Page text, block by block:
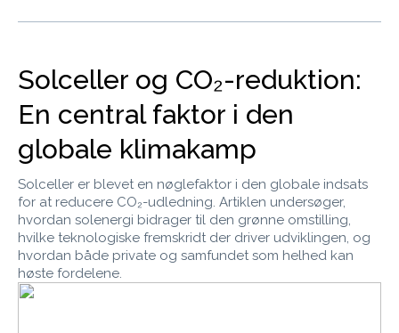
Solceller og CO₂-reduktion:
En central faktor i den
globale klimakamp
Solceller er blevet en nøglefaktor i den globale indsats
for at reducere CO₂-udledning. Artiklen undersøger,
hvordan solenergi bidrager til den grønne omstilling,
hvilke teknologiske fremskridt der driver udviklingen, og
hvordan både private og samfundet som helhed kan
høste fordelene.